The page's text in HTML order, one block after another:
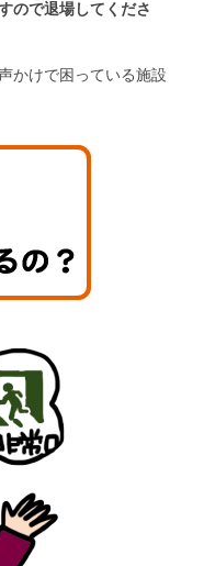
ので退場してくださ
かけで困っている施設